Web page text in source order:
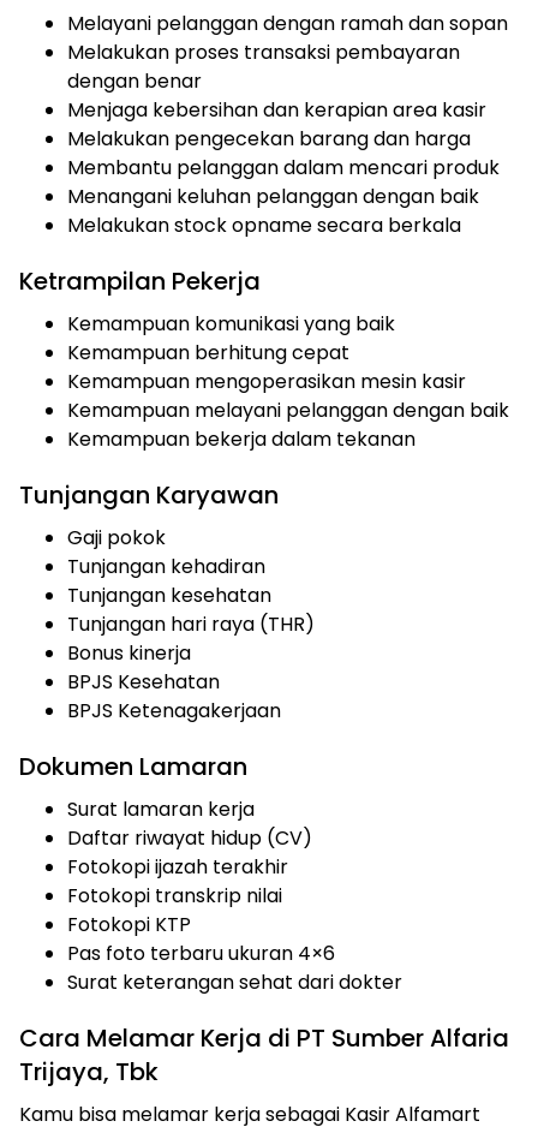
Melayani pelanggan dengan ramah dan sopan
Melakukan proses transaksi pembayaran
dengan benar
Menjaga kebersihan dan kerapian area kasir
Melakukan pengecekan barang dan harga
Membantu pelanggan dalam mencari produk
Menangani keluhan pelanggan dengan baik
Melakukan stock opname secara berkala
Ketrampilan Pekerja
Kemampuan komunikasi yang baik
Kemampuan berhitung cepat
Kemampuan mengoperasikan mesin kasir
Kemampuan melayani pelanggan dengan baik
Kemampuan bekerja dalam tekanan
Tunjangan Karyawan
Gaji pokok
Tunjangan kehadiran
Tunjangan kesehatan
Tunjangan hari raya (THR)
Bonus kinerja
BPJS Kesehatan
BPJS Ketenagakerjaan
Dokumen Lamaran
Surat lamaran kerja
Daftar riwayat hidup (CV)
Fotokopi ijazah terakhir
Fotokopi transkrip nilai
Fotokopi KTP
Pas foto terbaru ukuran 4×6
Surat keterangan sehat dari dokter
Cara Melamar Kerja di PT Sumber Alfaria
Trijaya, Tbk
Kamu bisa melamar kerja sebagai Kasir Alfamart